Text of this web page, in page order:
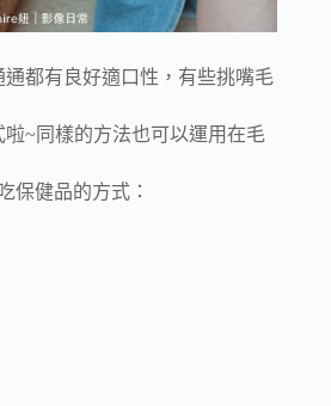
都有良好適口性，有些挑嘴毛
~同樣的方法也可以運用在毛
保健品的方式：